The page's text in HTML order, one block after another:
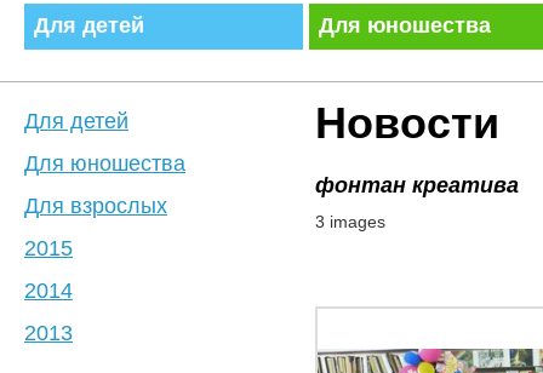
Для детей Для юношества
Новости
фонтан креатива
3 images
Для детей
Для юношества
Для взрослых
2015
2014
2013